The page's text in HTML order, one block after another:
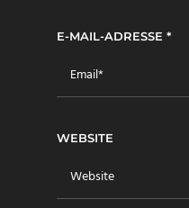
E-MAIL-ADRESSE *
WEBSITE